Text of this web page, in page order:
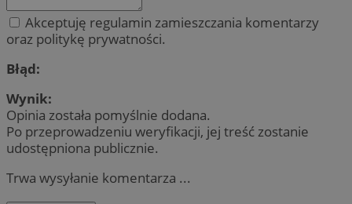
Akceptuję regulamin zamieszczania komentarzy
oraz politykę prywatności.
Błąd:
Wynik:
Opinia została pomyślnie dodana.
Po przeprowadzeniu weryfikacji, jej treść zostanie
udostępniona publicznie.
Trwa wysyłanie komentarza ...